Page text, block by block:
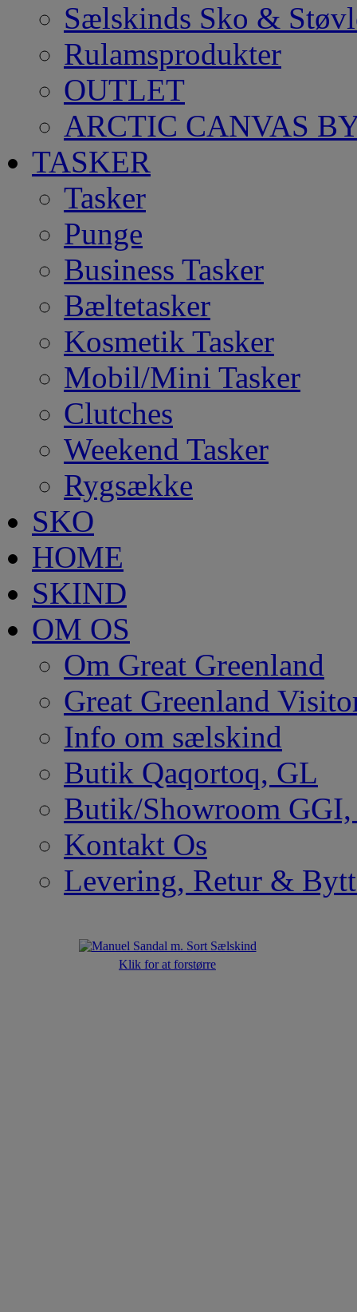
Sælskinds Sko &
Rulamsprodukter
OUTLET
ARCTIC CANVAS
TASKER
Tasker
Punge
Business Tasker
Bæltetasker
Kosmetik Tasker
Mobil/Mini Tasker
Clutches
Weekend Tasker
Rygsække
SKO
HOME
SKIND
OM OS
Om Great Greenland
Great Greenland
Info om sælskind
Butik Qaqortoq, GL
Butik/Showroom
Kontakt Os
Levering, Retur &
Klik for at forstørre